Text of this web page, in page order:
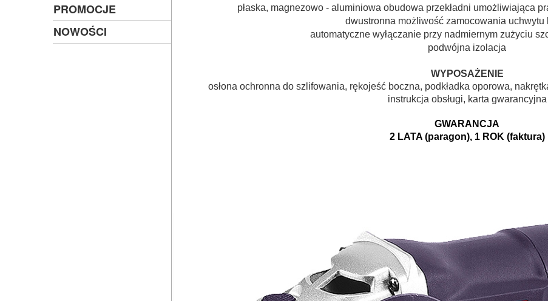
PROMOCJE
NOWOŚCI
płaska, magnezowo - aluminiowa obudowa przekładni umożliwiająca
dwustronna możliwość zamocowania uchwytu
automatyczne wyłączanie przy nadmiernym zużyciu
podwójna izolacja
WYPOSAŻENIE
osłona ochronna do szlifowania, rękojeść boczna, podkładka oporowa,
instrukcja obsługi, karta gwarancyjna
GWARANCJA
2 LATA (paragon), 1 ROK (faktura)